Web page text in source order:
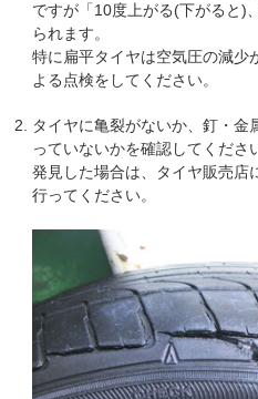
ですが「10度上がる(下がると)
られます。
特に扁平タイヤは空気圧の減少
よる点検をしてください。
タイヤに亀裂がないか、釘・金
っていないかを確認してくださ
発見した場合は、タイヤ販売店
行ってください。